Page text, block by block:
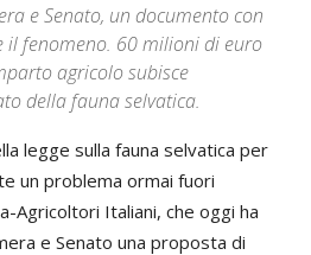
e Senato, un documento con
il fenomeno. 60 milioni di euro
agricolo subisce
della fauna selvatica.
legge sulla fauna selvatica per
un problema ormai fuori
Agricoltori Italiani, che oggi ha
e Senato una proposta di